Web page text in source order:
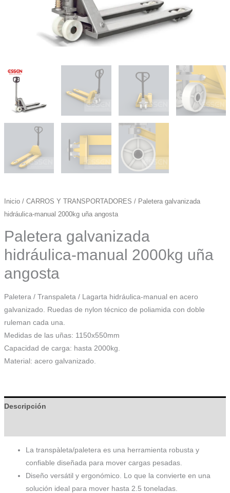
Inicio/ CARROS Y TRANSPORTADORES / Paletera galvanizada
hidráulica-manual 2000kg uña angosta
Paletera galvanizada
hidráulica-manual 2000kg uña
angosta
Paletera / Transpaleta / Lagarta hidráulica-manual en acero
galvanizado. Ruedas de nylon técnico de poliamida con doble
ruleman cada una.
Medidas de las uñas: 1150x550mm
Capacidad de carga: hasta 2000kg.
Material: acero galvanizado.
Descripción
La transpàleta/paletera es una herramienta robusta y
confiable diseñada para mover cargas pesadas.
Diseño versátil y ergonómico. Lo que la convierte en una
solución ideal para mover hasta 2.5 toneladas.